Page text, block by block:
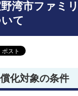
湾市ファミ
て
化対象の条件